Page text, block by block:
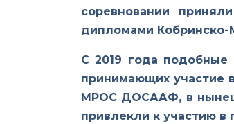
соревновании
дипломами
С 2019 года подобные
принимающих участие
МРОС ДОСААФ, в
привлекли к участию в